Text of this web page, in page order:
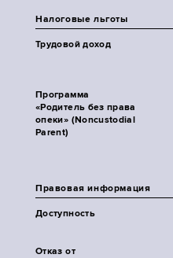
Налоговые льготы
Трудовой доход
Программа
«Родитель без права
опеки» (Noncustodial
Parent)
Правовая информация
Доступность
Отказ от